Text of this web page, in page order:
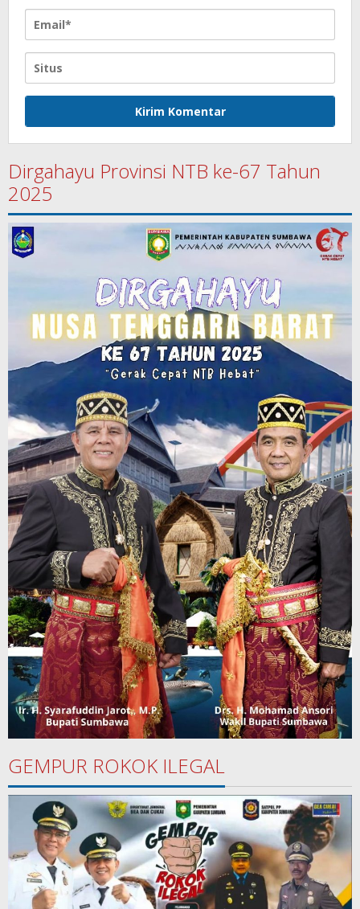
Dirgahayu Provinsi NTB ke-67 Tahun
2025
GEMPUR ROKOK ILEGAL